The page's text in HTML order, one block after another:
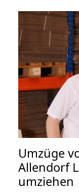
Umzüge
Allendorf
umziehen